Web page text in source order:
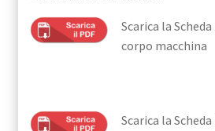
Scarica la
corpo macchina
Scarica la